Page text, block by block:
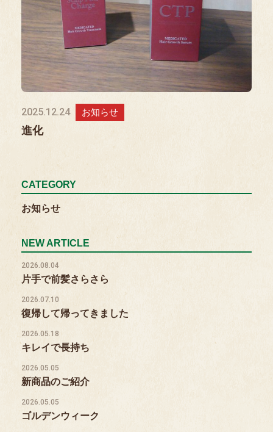
2025.12.24 お知らせ
進化
CATEGORY
お知らせ
NEW ARTICLE
片手で前髪さらさら
2026.08.04
復帰して帰ってきました
2026.07.10
キレイで長持ち
2026.05.18
新商品のご紹介
2026.05.05
ゴルデンウィーク
2026.05.05